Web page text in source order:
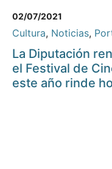
02/07/2021
Cultura, Noticias,
La Diputación
el Festival de
este año rinde